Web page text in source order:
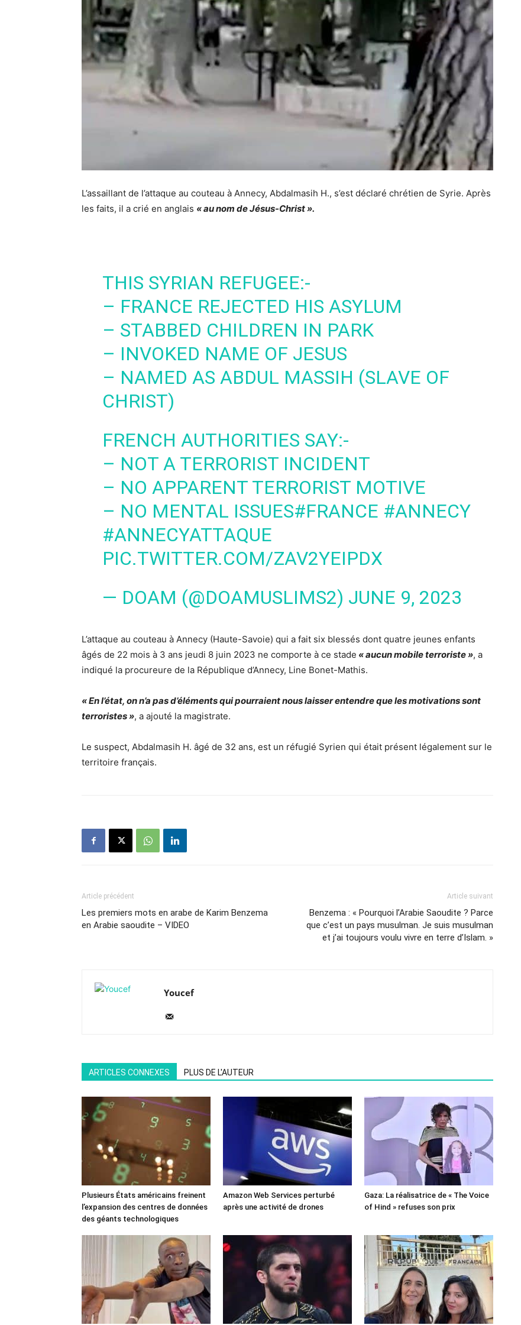
L’assaillant de l’attaque au couteau à Annecy, Abdalmasih H., s’est déclaré chrétien de Syrie. Après
les faits, il a crié en anglais « au nom de Jésus-Christ ».
THIS SYRIAN REFUGEE:-
– FRANCE REJECTED HIS ASYLUM
– STABBED CHILDREN IN PARK
– INVOKED NAME OF JESUS
– NAMED AS ABDUL MASSIH (SLAVE OF
CHRIST)
FRENCH AUTHORITIES SAY:-
– NOT A TERRORIST INCIDENT
– NO APPARENT TERRORIST MOTIVE
– NO MENTAL ISSUES#FRANCE #ANNECY
#ANNECYATTAQUE
PIC.TWITTER.COM/ZAV2YEIPDX
— DOAM (@DOAMUSLIMS2) JUNE 9, 2023
L’attaque au couteau à Annecy (Haute-Savoie) qui a fait six blessés dont quatre jeunes enfants
âgés de 22 mois à 3 ans jeudi 8 juin 2023 ne comporte à ce stade « aucun mobile terroriste », a
indiqué la procureure de la République d’Annecy, Line Bonet-Mathis.
« En l’état, on n’a pas d’éléments qui pourraient nous laisser entendre que les motivations sont
terroristes », a ajouté la magistrate.
Le suspect, Abdalmasih H. âgé de 32 ans, est un réfugié Syrien qui était présent légalement sur le
territoire français.
Article précédent
Les premiers mots en arabe de Karim Benzema
en Arabie saoudite – VIDEO
Article suivant
Benzema : « Pourquoi l’Arabie Saoudite ? Parce
que c’est un pays musulman. Je suis musulman
et j’ai toujours voulu vivre en terre d’Islam. »
Youcef
ARTICLES CONNEXES PLUS DE L'AUTEUR
Plusieurs États américains freinent
l’expansion des centres de données
des géants technologiques
Amazon Web Services perturbé
après une activité de drones
Gaza: La réalisatrice de « The Voice
of Hind » refuses son prix